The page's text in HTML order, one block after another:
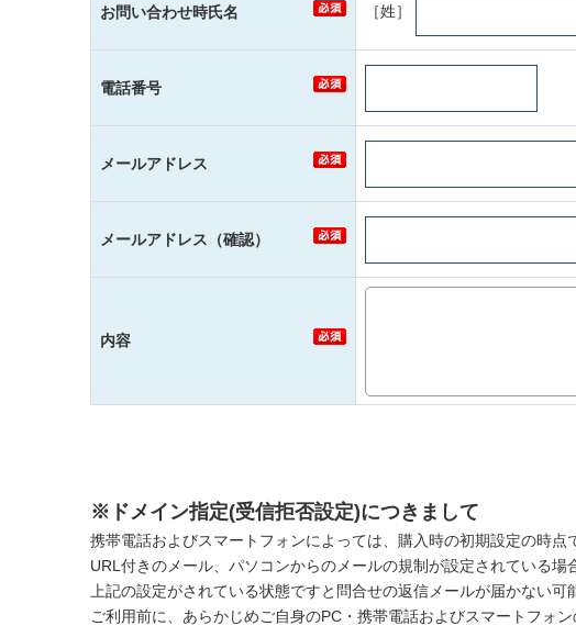
お問い合わせ時氏名 ［姓］
電話番号
メールアドレス
メールアドレス（確認）
内容
※ドメイン指定(受信拒否設定)につきまして
携帯電話およびスマートフォンによっては、購入時の初期設定の時点
URL付きのメール、パソコンからのメールの規制が設定されている場
上記の設定がされている状態ですと問合せの返信メールが届かない可
ご利用前に、あらかじめご自身のPC・携帯電話およびスマートフォ